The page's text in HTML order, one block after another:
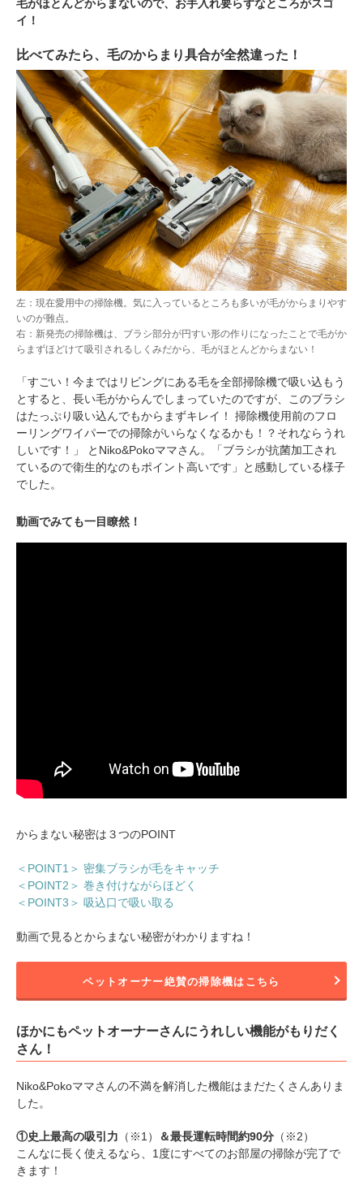
毛がほとんどからまないので、お手入れ要らずなところがスゴ
イ！
比べてみたら、毛のからまり具合が全然違った！
左：現在愛用中の掃除機。気に入っているところも多いが毛がからまりやす
いのが難点。
右：新発売の掃除機は、ブラシ部分が円すい形の作りになったことで毛がか
らまずほどけて吸引されるしくみだから、毛がほとんどからまない！
「すごい！今まではリビングにある毛を全部掃除機で吸い込もう
とすると、長い毛がからんでしまっていたのですが、このブラシ
はたっぷり吸い込んでもからまずキレイ！ 掃除機使用前のフロ
ーリングワイパーでの掃除がいらなくなるかも！？それならうれ
しいです！」 とNiko&Pokoママさん。「ブラシが抗菌加工され
ているので衛生的なのもポイント高いです」と感動している様子
でした。
動画でみても一目瞭然！
からまない秘密は３つのPOINT
＜POINT1＞ 密集ブラシが毛をキャッチ
＜POINT2＞ 巻き付けながらほどく
＜POINT3＞ 吸込口で吸い取る
動画で見るとからまない秘密がわかりますね！
ペットオーナー絶賛の掃除機はこちら
ほかにもペットオーナーさんにうれしい機能がもりだく
さん！
Niko&Pokoママさんの不満を解消した機能はまだたくさんありま
した。
①史上最高の吸引力 （※1） ＆最長運転時間約90分 （※2）
こんなに長く使えるなら、1度にすべてのお部屋の掃除が完了で
きます！
PECOアプリをダウンロード済みの方